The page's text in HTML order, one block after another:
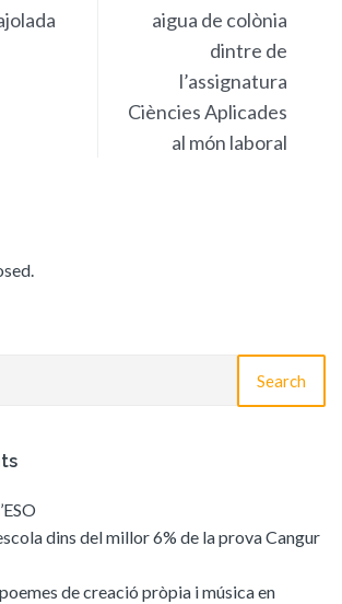
aigua de colònia
dintre de
l’assignatura
Ciències Aplicades
al món laboral
Search
dins del millor 6% de la prova Cangur
de creació pròpia i música en